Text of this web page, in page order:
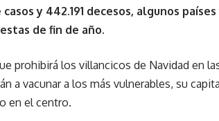
y 442.191 decesos, algunos
de fin de año.
prohibirá los villancicos de Navidad en
a vacunar a los más vulnerables, su
en el centro.